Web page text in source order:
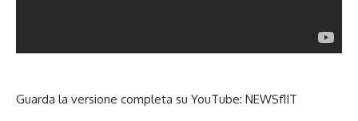
Guarda la versione completa su YouTube: NEWSf1IT